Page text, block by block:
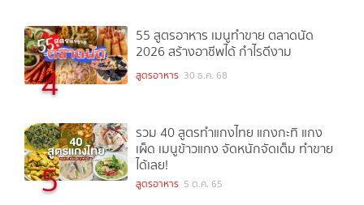
4
55 สูตรอาหาร เมนูทำขาย ตลาดนัด
2026 สร้างอาชีพได้ กำไรดีงาม
สูตรอาหาร 30 ธ.ค. 68
5
รวม 40 สูตรทำแกงไทย แกงกะทิ แกง
เผ็ด เมนูข้าวแกง จัดหนักจัดเต็ม ทำขาย
ได้เลย!
สูตรอาหาร 5 ต.ค. 65